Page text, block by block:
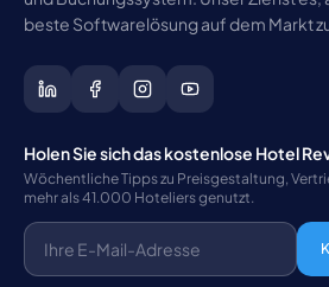
beste Softwarelösung auf dem Markt
Holen Sie sich das kostenlose Hotel
Wöchentliche Tipps zu Preisgestaltung,
mehr als 41.000 Hoteliers genutzt.